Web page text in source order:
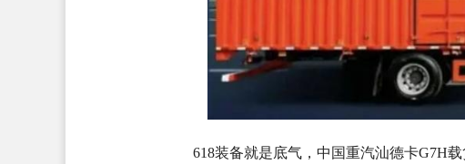
618装备就是底气，中国重汽汕德卡G7H